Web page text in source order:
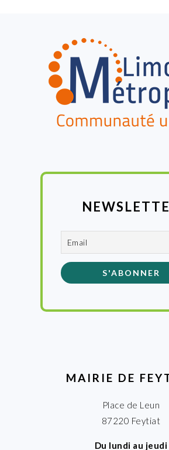
MAIRIE DE
Place de Leun
87220 Feytiat
Du lundi au jeudi